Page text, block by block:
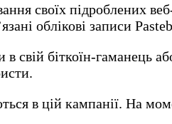
своїх підроблених
облікові записи
свій біткоїн-гаманець
в цій кампанії. На